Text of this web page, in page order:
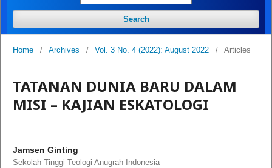
Search
Home / Archives / Vol. 3 No. 4 (2022): August 2022 / Articles
TATANAN DUNIA BARU DALAM
MISI – KAJIAN ESKATOLOGI
Jamsen Ginting
Sekolah Tinggi Teologi Anugrah Indonesia